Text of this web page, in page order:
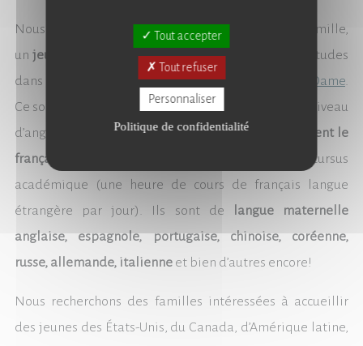
Nous vous proposons d’accueillir, au sein de votre famille,
unjeune lycéen étrangerqui vient poursuivre ses études
dans l’école américaineLycée International Notre-Dame.
Ce sont des jeunes de 14/15 à 18 ans, qui ont un bon niveau
d’anglais voire sont bilingues ou natifs. Ils
apprennent le
français de manière intensive
dans leur cursus
académique (une heure de cours de français langue
étrangère par jour). Ils sont de
langue maternelle
anglaise, espagnole, portugaise, chinoise, coréenne,
russe, allemande, italienne et bien d’autres encore!
Nous recherchons des familles intéressées à accueillir
des jeunes des États-Unis, du Canada, d’Amérique latine,
Tout accepter
Tout refuser
Personnaliser
Politique de confidentialité